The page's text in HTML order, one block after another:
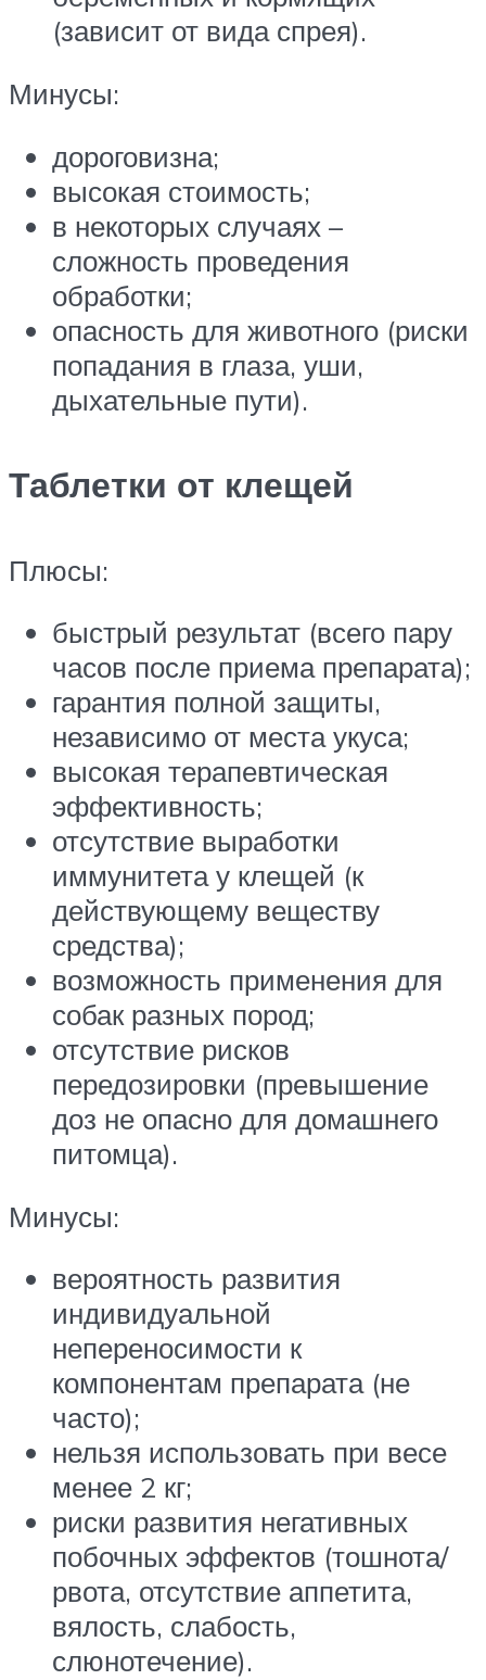
(зависит от вида спрея).
Минусы:
дороговизна;
высокая стоимость;
в некоторых случаях –
сложность проведения
обработки;
опасность для животного (риски
попадания в глаза, уши,
дыхательные пути).
Таблетки от клещей
Плюсы:
быстрый результат (всего пару
часов после приема препарата);
гарантия полной защиты,
независимо от места укуса;
высокая терапевтическая
эффективность;
отсутствие выработки
иммунитета у клещей (к
действующему веществу
средства);
возможность применения для
собак разных пород;
отсутствие рисков
передозировки (превышение
доз не опасно для домашнего
питомца).
Минусы:
вероятность развития
индивидуальной
непереносимости к
компонентам препарата (не
часто);
нельзя использовать при весе
менее 2 кг;
риски развития негативных
побочных эффектов (тошнота/
рвота, отсутствие аппетита,
вялость, слабость,
слюнотечение).